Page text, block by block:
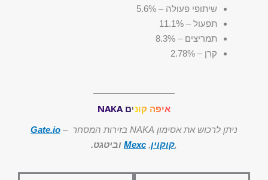
שיתופי פעולה – 5.6%
תפעול – 11.1%
תמריצים – 8.3%
קרן – 2.78%
איפה קונים NAKA
ניתן לרכוש את אסימון NAKA בזירות המסחר –
Gate.io
,קוקוין,
Mexc וביטגט.